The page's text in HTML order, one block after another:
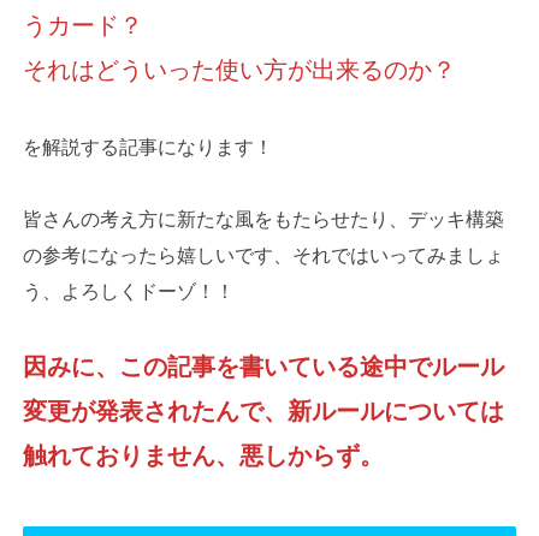
うカード？
それはどういった使い方が出来るのか？
を解説する記事になります！
皆さんの考え方に新たな風をもたらせたり、デッキ構築
の参考になったら嬉しいです、それではいってみましょ
う、よろしくドーゾ！！
因みに、この記事を書いている途中でルール
変更が発表されたんで、新ルールについては
触れておりません、悪しからず。